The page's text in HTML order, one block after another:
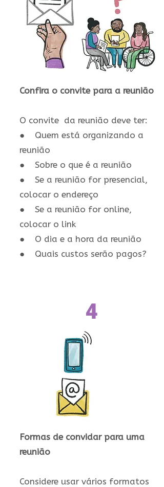
Confira o convite para a reunião
O convite da reunião deve ter:
● Quem está organizando a
reunião
● Sobre o que é a reunião
● Se a reunião for presencial,
colocar o endereço
● Se a reunião for online,
colocar o link
● O dia e a hora da reunião
● Quais custos serão pagos?
4
Formas de convidar para uma
reunião
Considere usar vários formatos